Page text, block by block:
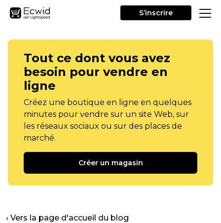
S’inscrire
Tout ce dont vous avez
besoin pour vendre en
ligne
Créez une boutique en ligne en quelques
minutes pour vendre sur un site Web, sur
les réseaux sociaux ou sur des places de
marché.
Créer un magasin
‹ Vers la page d'accueil du blog